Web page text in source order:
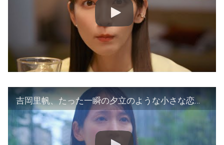
吉岡里帆、たった一瞬の夕立のような小さな恋／映画『アイスクリームフィーバー』予告編